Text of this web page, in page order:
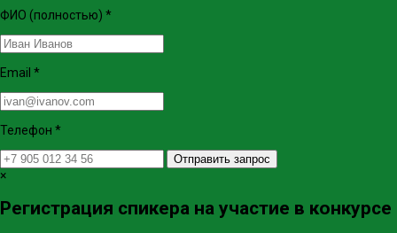
ФИО (полностью) *
Email *
Телефон *
Отправить запрос
×
Регистрация спикера на участие в конкурсе